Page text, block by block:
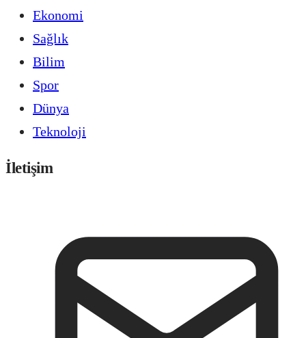
Ekonomi
Sağlık
Bilim
Spor
Dünya
Teknoloji
İletişim